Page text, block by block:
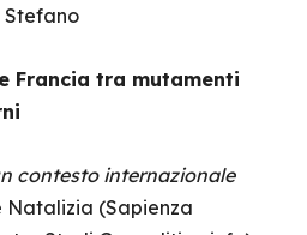
Stefano
Francia tra mutamenti
contesto internazionale
Natalizia (Sapienza